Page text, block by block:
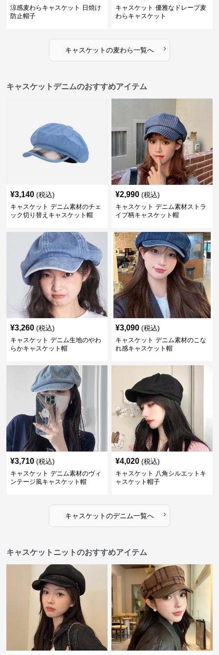
涼感麦わらキャスケット 日焼け
防止帽子
キャスケット 優雅なドレープ麦
わらキャスケット
キャスケットの麦わら一覧へ ›
キャスケットデニムのおすすめアイテム
¥3,140 (税込)
キャスケット デニム素材のチェ
ック切り替えキャスケット帽
¥2,990 (税込)
キャスケット デニム素材ストラ
イプ柄キャスケット帽
¥3,260 (税込)
キャスケット デニム生地のやわ
らかキャスケット帽
¥3,090 (税込)
キャスケット デニム素材のこな
れ感キャスケット帽
¥3,710 (税込)
キャスケット デニム素材のヴィ
ンテージ風キャスケット帽
¥4,020 (税込)
キャスケット 八角シルエットキ
ャスケット帽子
キャスケットのデニム一覧へ ›
キャスケットニットのおすすめアイテム